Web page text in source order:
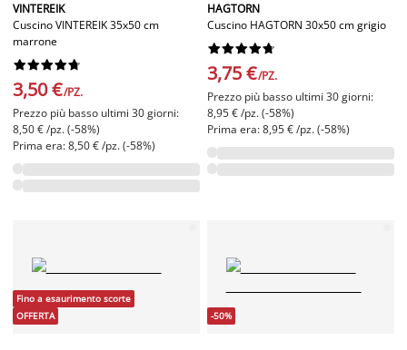
VINTEREIK
Cuscino VINTEREIK 35x50 cm
marrone






3,50 €/PZ.
Prezzo più basso ultimi 30 giorni:
8,50 € /pz. (-58%)
Prima era: 8,50 € /pz. (-58%)
HAGTORN
Cuscino HAGTORN 30x50 cm grigio






3,75 €/PZ.
Prezzo più basso ultimi 30 giorni:
8,95 € /pz. (-58%)
Prima era: 8,95 € /pz. (-58%)
Fino a esaurimento scorte
OFFERTA
-50%